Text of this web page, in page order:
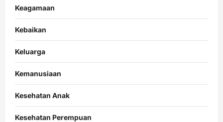
Keagamaan
Kebaikan
Keluarga
Kemanusiaan
Kesehatan Anak
Kesehatan Perempuan